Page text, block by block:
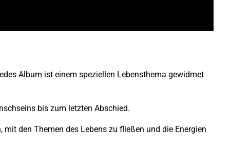
Album ist einem speziellen Lebensthema gewidmet
bis zum letzten Abschied.
den Themen des Lebens zu fließen und die Energien